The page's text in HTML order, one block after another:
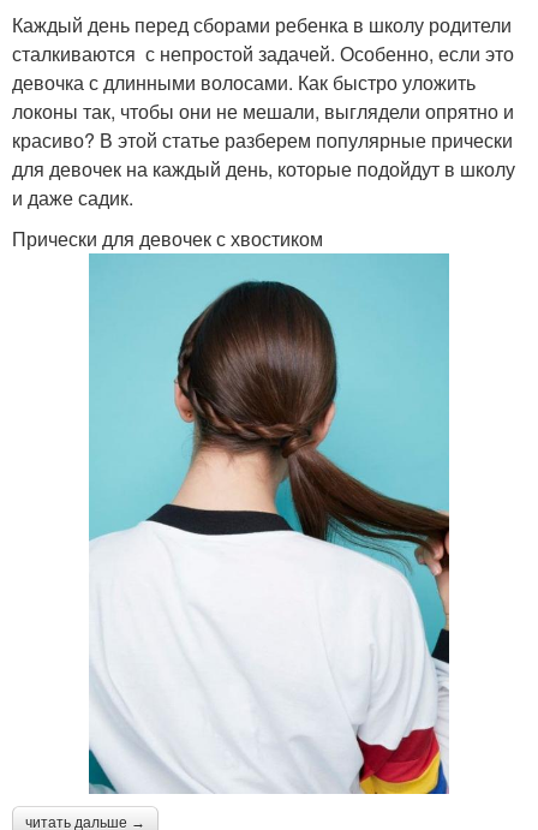
Каждый день перед сборами ребенка в школу родители
сталкиваются с непростой задачей. Особенно, если это
девочка с длинными волосами. Как быстро уложить
локоны так, чтобы они не мешали, выглядели опрятно и
красиво? В этой статье разберем популярные прически
для девочек на каждый день, которые подойдут в школу
и даже садик.
Прически для девочек с хвостиком
читать дальше →